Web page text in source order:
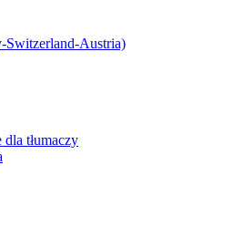
tłumaczy